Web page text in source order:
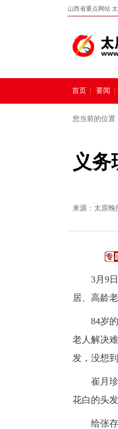
山西省重点网站
首页 要闻
您当前的位置
义
来源： 太原晚
3月9日
居、高龄
84岁的
老人解决
发，没想
崔月珍开
花白的头
给张存